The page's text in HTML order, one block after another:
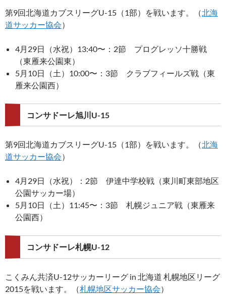
第9回北海道カブスリーグU-15（1部）を戦います。（北海
道サッカー協会）
4月29日（水祝）13:40〜：2節 プログレッソ十勝戦
（東雁来公園東）
5月10日（土）10:00〜：3節 クラブフィールズ戦（東
雁来公園西）
コンサドーレ旭川U-15
第9回北海道カブスリーグU-15（1部）を戦います。（北海
道サッカー協会）
4月29日（水祝）：2節 伊達中学校戦（東川町東部地区
公園サッカー場）
5月10日（土）11:45〜：3節 札幌ジュニア戦（東雁来
公園西）
コンサドーレ札幌U-12
こくみん共済U-12サッカーリーグ in 北海道 札幌地区リーグ
2015を戦います。（札幌地区サッカー協会）